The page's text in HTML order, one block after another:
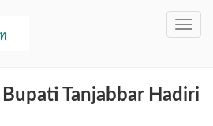
Bupati Tanjabbar Hadiri